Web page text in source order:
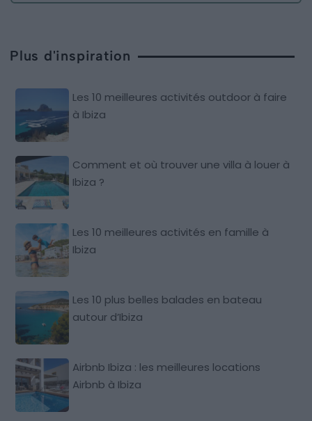
Plus d'inspiration
Les 10 meilleures activités outdoor à faire
à Ibiza
Comment et où trouver une villa à louer à
Ibiza ?
Les 10 meilleures activités en famille à
Ibiza
Les 10 plus belles balades en bateau
autour d’Ibiza
Airbnb Ibiza : les meilleures locations
Airbnb à Ibiza